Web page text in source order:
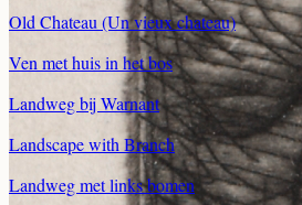
Old Chateau (Un vieux chateau)
Ven met huis in het bos
Landweg bij Warnant
Landscape with Branch
Landweg met links bomen